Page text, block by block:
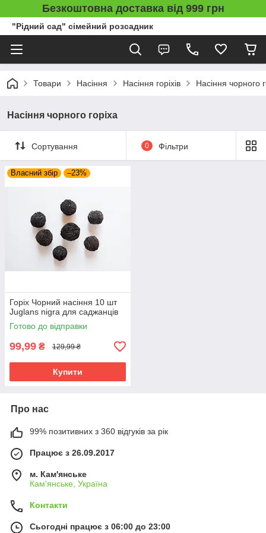
Безкоштовна доставка від 999 грн
"Рідний сад" сімейний розсадник
Товари Насіння Насіння горіхів Насіння чорного
Насіння чорного горіха
Сортування 0 Фільтри
Власний збір –23%
Горіх Чорний насіння 10 шт
Juglans nigra для саджанців
Готово до відправки
99,99 ₴ 129,99 ₴
Купити
Про нас
99% позитивних з 360 відгуків за рік
Працює з 26.09.2017
м. Кам'янське
Кам'янське, Україна
Контакти
Сьогодні працює з 06:00 до 23:00